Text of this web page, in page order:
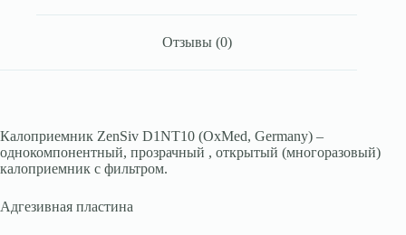
Отзывы (0)
Калоприемник ZenSiv D1NT10 (OxMed, Germany) –
однокомпонентный, прозрачный , открытый (многоразовый)
калоприемник с фильтром.
Адгезивная пластина